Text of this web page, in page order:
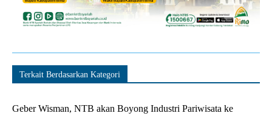
Terkait Berdasarkan Kategori
Geber Wisman, NTB akan Boyong Industri Pariwisata ke